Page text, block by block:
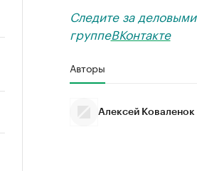
Следите за
группеВКонтакте
Авторы
Алексей Коваленок